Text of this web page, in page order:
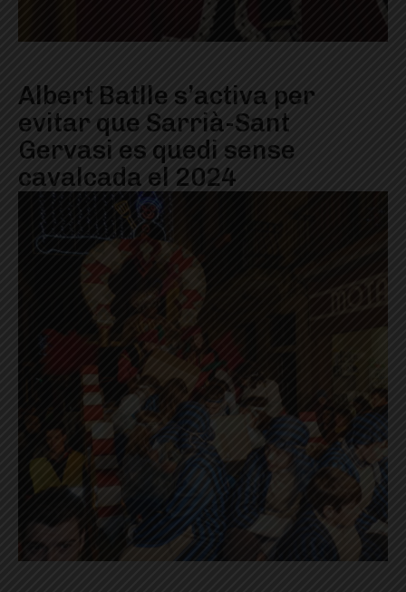
Albert Batlle s’activa per
evitar que Sarrià-Sant
Gervasi es quedi sense
cavalcada el 2024